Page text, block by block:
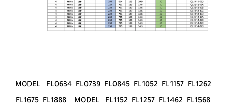
MODEL FL0634 FL0739 FL0845 FL1052 FL1157 FL1262
FL1675 FL1888 MODEL FL1152 FL1257 FL1462 FL1568